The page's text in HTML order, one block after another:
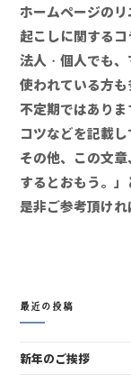
ホームページの
起こしに関するコ
法人・個人でも
使われている方も
不定期ではあり
コツなどを記載し
その他、この文
するとおもう。」
是非ご参考頂けれ
最近の投稿
新年のご挨拶